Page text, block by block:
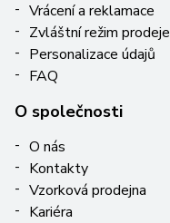
Vrácení a reklamace
Zvláštní režim prodeje
Personalizace údajů
FAQ
O společnosti
O nás
Kontakty
Vzorková prodejna
Kariéra